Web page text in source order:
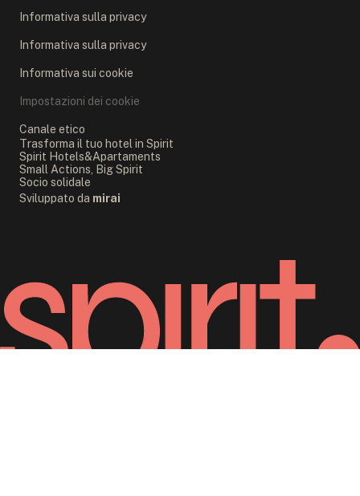
Informativa sulla privacy
Informativa sulla privacy
Informativa sui cookie
Impostazioni dei cookie
Canale etico
Trasforma il tuo hotel in Spirit
Spirit Hotels&Apartaments
Small Actions, Big Spirit
Socio solidale
Sviluppato da mirai